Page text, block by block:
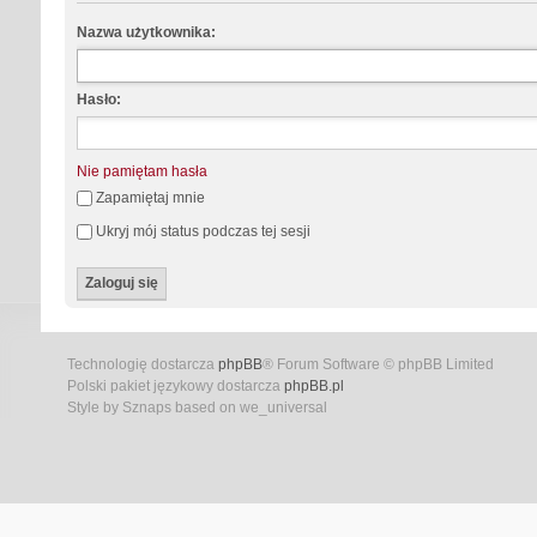
Nazwa użytkownika:
Hasło:
Nie pamiętam hasła
Zapamiętaj mnie
Ukryj mój status podczas tej sesji
Technologię dostarcza phpBB® Forum Software © phpBB Limited
Polski pakiet językowy dostarcza phpBB.pl
Style by Sznaps based on we_universal